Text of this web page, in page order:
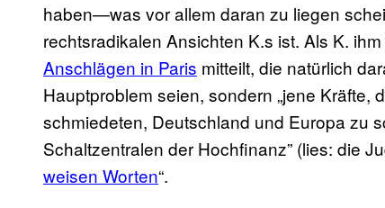
haben—was vor allem daran zu liegen
rechtsradikalen Ansichten K.s ist. Als K.
Anschlägen in Paris mitteilt, die natürlich
Hauptproblem seien, sondern „jene Kräfte,
schmiedeten, Deutschland und Europa zu
Schaltzentralen der Hochfinanz” (lies: die
weisen Worten“.